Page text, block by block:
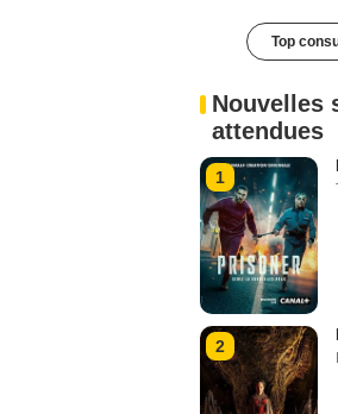
Top
Nouvelles
attendues
1
2